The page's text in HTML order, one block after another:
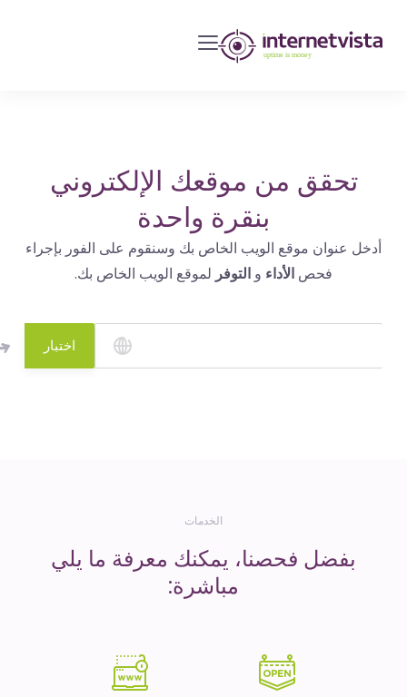
مراقبة
مواقع
الويب
الإنترنت
التشغيل
تحقق من موقعك الإلكتروني
بنقرة واحدة
أدخل عنوان موقع الويب الخاص بك وسنقوم على الفور بإجراء
فحصالأداءو التوفرلموقع الويب الخاص بك.
اختبار
الخدمات
بفضل فحصنا، يمكنك معرفة ما يلي
مباشرة: